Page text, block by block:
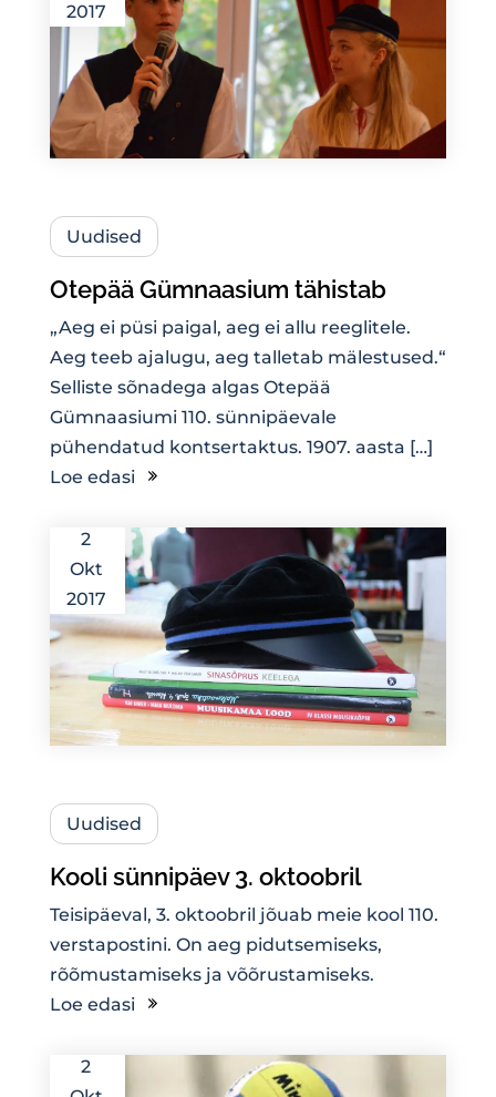
2017
Uudised
Otepää Gümnaasium tähistab
„Aeg ei püsi paigal, aeg ei allu reeglitele.
Aeg teeb ajalugu, aeg talletab mälestused.“
Selliste sõnadega algas Otepää
Gümnaasiumi 110. sünnipäevale
pühendatud kontsertaktus. 1907. aasta […]
Loe edasi
2
Okt
2017
Uudised
Kooli sünnipäev 3. oktoobril
Teisipäeval, 3. oktoobril jõuab meie kool 110.
verstapostini. On aeg pidutsemiseks,
rõõmustamiseks ja võõrustamiseks.
Loe edasi
2